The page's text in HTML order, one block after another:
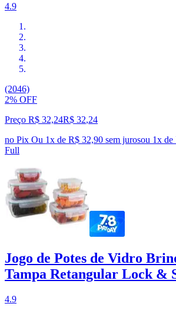
4.9
(2046)
2% OFF
Preço R$ 32,24R$ 32,24
no Pix Ou 1x de R$ 32,90 sem jurosou 1x de
Full
Jogo de Potes de Vidro
Tampa Retangular Lock &
4.9